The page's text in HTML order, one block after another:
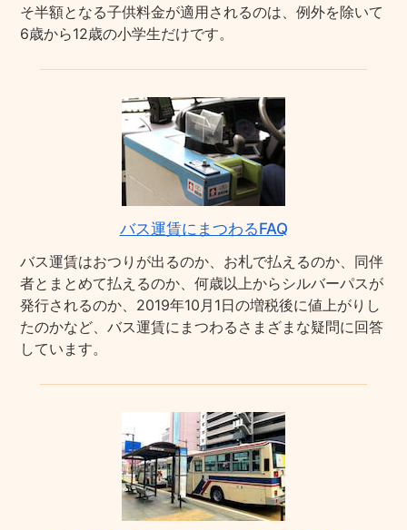
そ半額となる子供料金が適用されるのは、例外を除いて
6歳から12歳の小学生だけです。
バス運賃にまつわるFAQ
バス運賃はおつりが出るのか、お札で払えるのか、同伴
者とまとめて払えるのか、何歳以上からシルバーパスが
発行されるのか、2019年10月1日の増税後に値上がりし
たのかなど、バス運賃にまつわるさまざまな疑問に回答
しています。